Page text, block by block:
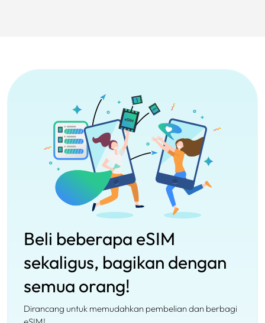
Beli beberapa eSIM
sekaligus, bagikan dengan
semua orang!
Dirancang untuk memudahkan pembelian dan berbagi